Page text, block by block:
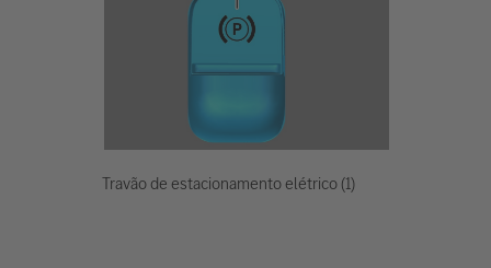
Travão de estacionamento elétrico (1)